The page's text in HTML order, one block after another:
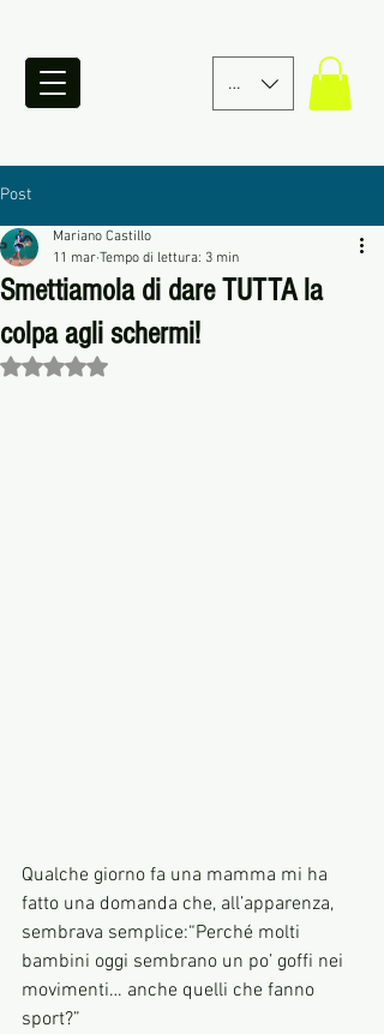
EUR (€)
Post
Smettiamola di dare TUTTA la
colpa agli schermi!
Mariano Castillo
11 mar Tempo di lettura: 3 min
Valutazione NaN stelle su 5.
Qualche giorno fa una mamma mi ha
fatto una domanda che, all’apparenza,
sembrava semplice:“Perché molti
bambini oggi sembrano un po’ goffi nei
movimenti… anche quelli che fanno
sport?”